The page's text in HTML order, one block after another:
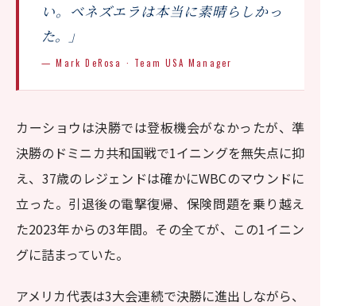
い。ベネズエラは本当に素晴らしかっ
た。」
— Mark DeRosa · Team USA Manager
カーショウは決勝では登板機会がなかったが、準
決勝のドミニカ共和国戦で1イニングを無失点に抑
え、37歳のレジェンドは確かにWBCのマウンドに
立った。引退後の電撃復帰、保険問題を乗り越え
た2023年からの3年間。その全てが、この1イニン
グに詰まっていた。
アメリカ代表は3大会連続で決勝に進出しながら、